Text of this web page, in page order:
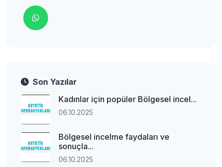
Son Yazılar
Kadınlar için popüler Bölgesel incel...
06.10.2025
Bölgesel incelme faydaları ve
sonuçla...
06.10.2025